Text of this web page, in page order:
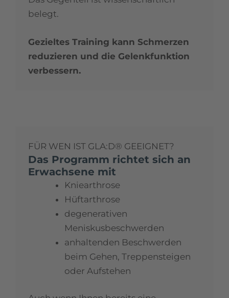
belegt.
Gezieltes Training kann Schmerzen
reduzieren und die Gelenkfunktion
verbessern.
FÜR WEN IST GLA:D® GEEIGNET?
Das Programm richtet sich an
Erwachsene mit
Kniearthrose
Hüftarthrose
degenerativen
Meniskusbeschwerden
anhaltenden Beschwerden
beim Gehen, Treppensteigen
oder Aufstehen